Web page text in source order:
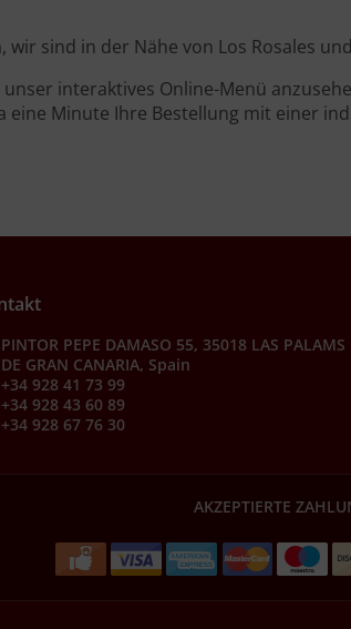
wir sind in der Nähe von Los Rosales
unser interaktives Online-Menü
eine Minute Ihre Bestellung mit einer
PINTOR PEPE DAMASO 55, 35018 LAS PALAMS
DE GRAN CANARIA, Spain
+34 928 41 73 99
+34 928 43 60 89
+34 928 67 76 30
AKZEPTIERTE